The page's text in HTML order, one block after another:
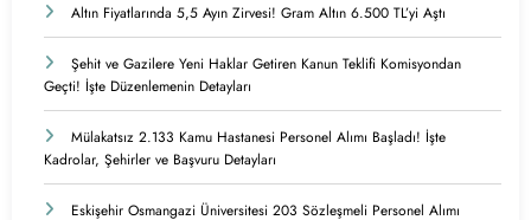
Altın Fiyatlarında 5,5 Ayın Zirvesi! Gram Altın 6.500 TL’yi Aştı
Şehit ve Gazilere Yeni Haklar Getiren Kanun Teklifi Komisyondan
Geçti! İşte Düzenlemenin Detayları
Mülakatsız 2.133 Kamu Hastanesi Personel Alımı Başladı! İşte
Kadrolar, Şehirler ve Başvuru Detayları
Eskişehir Osmangazi Üniversitesi 203 Sözleşmeli Personel Alımı